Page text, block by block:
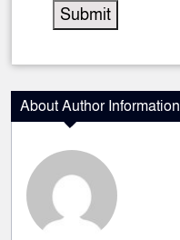
About Author Information